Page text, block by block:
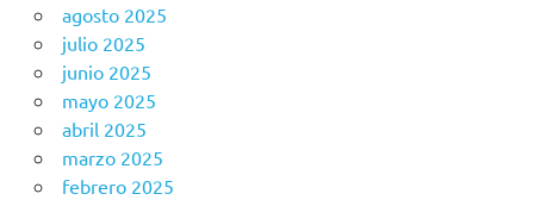
agosto 2025
julio 2025
junio 2025
mayo 2025
abril 2025
marzo 2025
febrero 2025